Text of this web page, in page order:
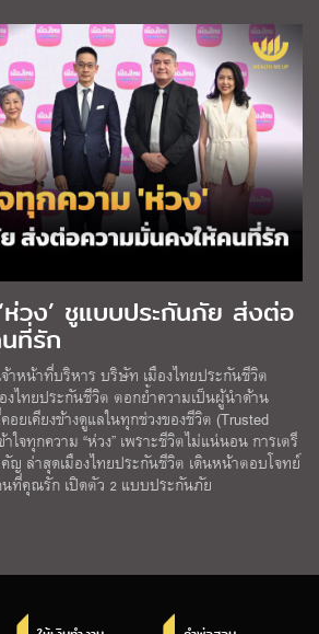
ห่วง’ ชูแบบประกันภัย ส่งต่อ
ที่รัก
าหน้าที่บริหาร บริษัท เมืองไทยประกันชีวิต
งไทยประกันชีวิต ตอกย้ำความเป็นผู้นำด้าน
ยเคียงข้างดูแลในทุกช่วงของชีวิต (Trusted
ใจทุกความ “ห่วง” เพราะชีวิตไม่แน่นอน การเตรี
ญ ล่าสุดเมืองไทยประกันชีวิต เดินหน้าตอบโจทย์
นที่คุณรัก เปิดตัว 2 แบบประกันภัย